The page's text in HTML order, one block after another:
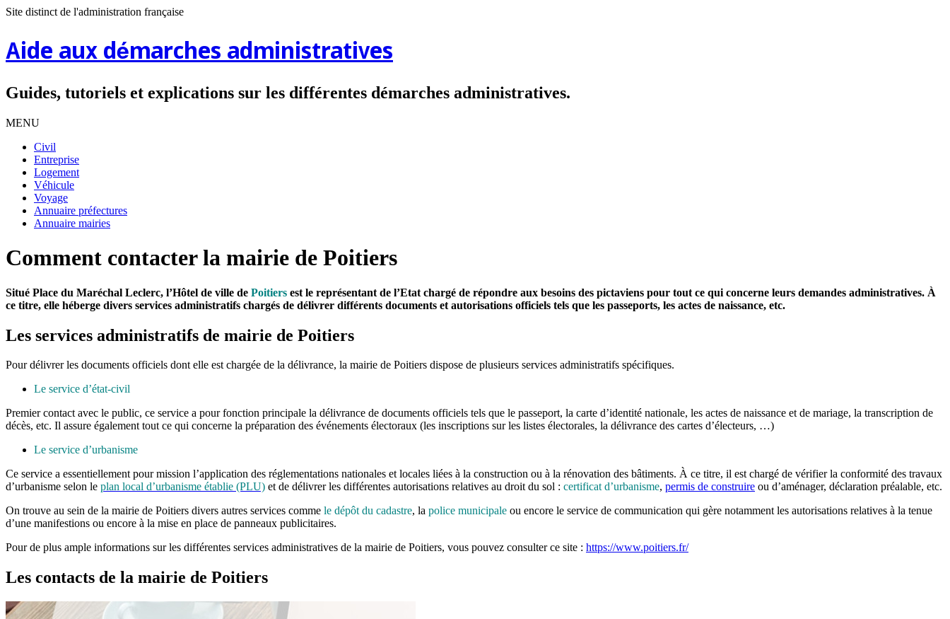
Site distinct de l'administration française
Aide aux démarches administratives
Guides, tutoriels et explications sur les différentes démarches administratives.
MENU
Civil
Entreprise
Logement
Véhicule
Voyage
Annuaire préfectures
Annuaire mairies
Comment contacter la mairie de Poitiers
Situé Place du Maréchal Leclerc, l’Hôtel de ville de Poitiers est le représentant de l’Etat chargé de répondre aux besoins des pictaviens pour tout ce qui concerne leurs demandes administratives. À
ce titre, elle héberge divers services administratifs chargés de délivrer différents documents et autorisations officiels tels que les passeports, les actes de naissance, etc.
Les services administratifs de mairie de Poitiers
Pour délivrer les documents officiels dont elle est chargée de la délivrance, la mairie de Poitiers dispose de plusieurs services administratifs spécifiques.
Le service d’état-civil
Premier contact avec le public, ce service a pour fonction principale la délivrance de documents officiels tels que le passeport, la carte d’identité nationale, les actes de naissance et de mariage, la transcription de
décès, etc. Il assure également tout ce qui concerne la préparation des événements électoraux (les inscriptions sur les listes électorales, la délivrance des cartes d’électeurs, …)
Le service d’urbanisme
Ce service a essentiellement pour mission l’application des réglementations nationales et locales liées à la construction ou à la rénovation des bâtiments. À ce titre, il est chargé de vérifier la conformité des travaux
d’urbanisme selon le plan local d’urbanisme établie (PLU) et de délivrer les différentes autorisations relatives au droit du sol : certificat d’urbanisme, permis de construire ou d’aménager, déclaration préalable, etc.
On trouve au sein de la mairie de Poitiers divers autres services comme le dépôt du cadastre, la police municipale ou encore le service de communication qui gère notamment les autorisations relatives à la tenue
d’une manifestions ou encore à la mise en place de panneaux publicitaires.
Pour de plus ample informations sur les différentes services administratives de la mairie de Poitiers, vous pouvez consulter ce site : https://www.poitiers.fr/
Les contacts de la mairie de Poitiers